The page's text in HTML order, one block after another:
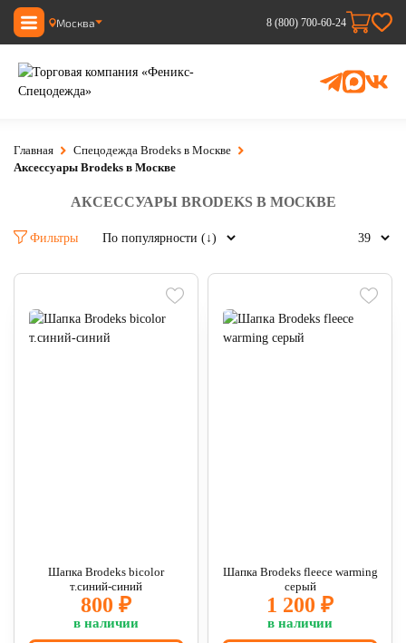
Москва 8 (800) 700-60-24
Главная
Спецодежда Brodeks в Москве
Аксессуары Brodeks в Москве
АКСЕССУАРЫ BRODEKS В МОСКВЕ
Фильтры
Шапка Brodeks bicolor
т.синий-синий
800 ₽
в наличии
Шапка Brodeks fleece warming
серый
1 200 ₽
в наличии